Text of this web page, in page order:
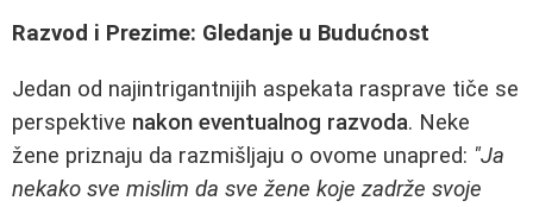
Razvod i Prezime: Gledanje u Budućnost
Jedan od najintrigantnijih aspekata rasprave tiče se
perspektive nakon eventualnog razvoda. Neke
žene priznaju da razmišljaju o ovome unapred: "Ja
nekako sve mislim da sve žene koje zadrže svoje